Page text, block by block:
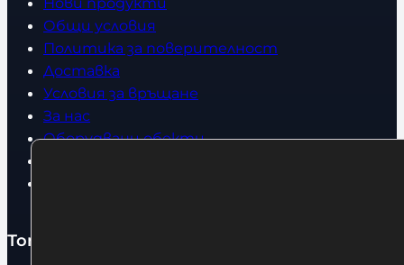
Общи условия
Политика за поверителност
Доставка
Условия за връщане
За нас
Оборудвани обекти
Топ категории